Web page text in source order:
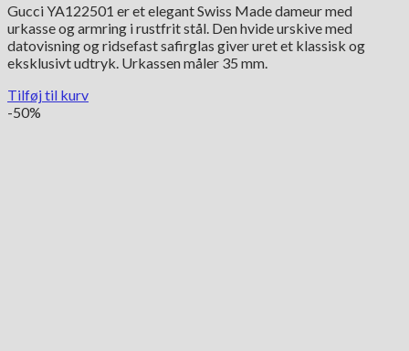
pris
var:
6,700.00 kr..
pris
er:
3,350.00 kr..
Gucci YA122501 er et elegant Swiss Made dameur med
urkasse og armring i rustfrit stål. Den hvide urskive med
datovisning og ridsefast safirglas giver uret et klassisk og
eksklusivt udtryk. Urkassen måler 35 mm.
Tilføj til kurv
-50%